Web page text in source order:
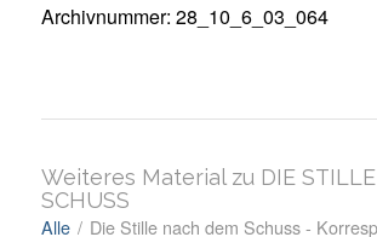
Archivnummer: 28_10_6_03_064
Weiteres Material zu DIE
SCHUSS
Alle / Die Stille nach dem Schuss -